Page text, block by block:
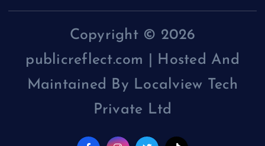
Copyright © 2026
publicreflect.com | Hosted And
Maintained By Localview Tech
Private Ltd